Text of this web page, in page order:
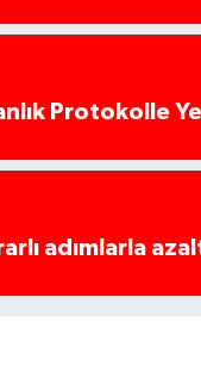
Protokolle
adımlarla